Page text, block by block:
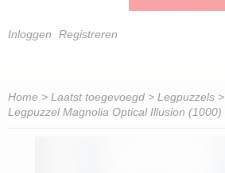
Inloggen Registreren
Home > Laatst toegevoegd > Legpuzzels >
Legpuzzel Magnolia Optical Illusion (1000)